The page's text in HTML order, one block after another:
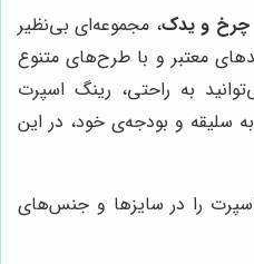
چرخ و یدک، مجموعه‌ای بی‌نظیر
معتبر و با طرح‌های متنوع
به راحتی، رینگ اسپرت
سلیقه و بودجه‌ی خود، در این
را در سایزها و جنس‌های